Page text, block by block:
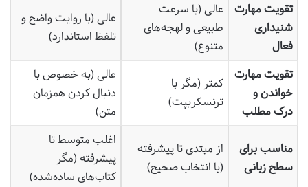
تقویت مهارت
شنیداری
فعال
عالی (با سرعت
طبیعی و لهجه‌های
متنوع)
عالی (با روایت واضح و
تلفظ استاندارد)
تقویت مهارت
خواندن و
درک مطلب
کمتر (مگر با
ترنسکریپت)
عالی (به خصوص با
دنبال کردن همزمان
متن)
مناسب برای
سطح زبانی
از مبتدی تا پیشرفته
(با انتخاب صحیح)
اغلب متوسط تا
پیشرفته (مگر
کتاب‌های ساده‌شده)